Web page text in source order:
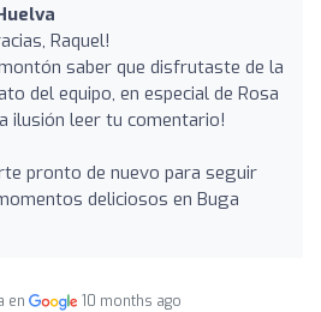
Raquel!
saber que disfrutaste de la
del equipo, en especial de Rosa
ilusión leer tu comentario!
pronto de nuevo para seguir
deliciosos en Buga
en 10 months ago